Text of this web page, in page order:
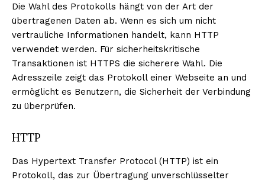
Die Wahl des Protokolls hängt von der Art der
übertragenen Daten ab. Wenn es sich um nicht
vertrauliche Informationen handelt, kann HTTP
verwendet werden. Für sicherheitskritische
Transaktionen ist HTTPS die sicherere Wahl. Die
Adresszeile zeigt das Protokoll einer Webseite an und
ermöglicht es Benutzern, die Sicherheit der Verbindung
zu überprüfen.
HTTP
Das Hypertext Transfer Protocol (HTTP) ist ein
Protokoll, das zur Übertragung unverschlüsselter